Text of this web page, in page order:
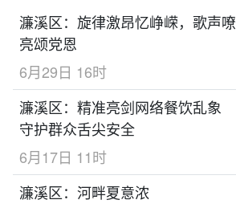
濂溪区：旋律激昂忆峥嵘，歌声嘹
亮颂党恩
6月29日 16时
濂溪区：精准亮剑网络餐饮乱象
守护群众舌尖安全
6月17日 11时
濂溪区：河畔夏意浓